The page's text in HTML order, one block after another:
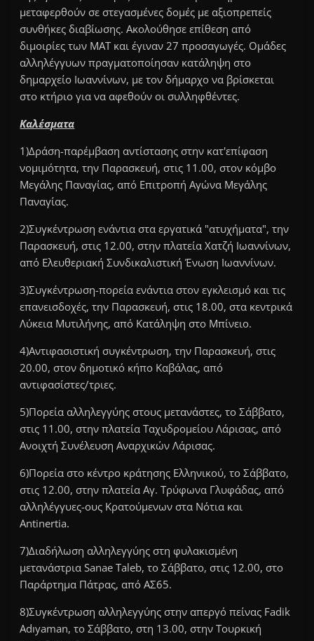
μεταφερθούν σε στεγασμένες δομές με αξιοπρεπείς
συνθήκες διαβίωσης. Ακολούθησε επίθεση από
διμοιρίες των ΜΑΤ και έγιναν 27 προσαγωγές. Ομάδες
αλληλέγγυων πραγματοποίησαν κατάληψη στο
δημαρχείο Ιωαννίνων, με τον δήμαρχο να βρίσκεται
στο κτήριο για να αφεθούν οι συλληφθέντες.
Καλέσματα
1)Δράση-παρέμβαση αντίστασης στην κατ'επίφαση
νομιμότητα, την Παρασκευή, στις 11.00, στον κόμβο
Μεγάλης Παναγίας, από Επιτροπή Αγώνα Μεγάλης
Παναγίας.
2)Συγκέντρωση ενάντια στα εργατικά "ατυχήματα", την
Παρασκευή, στις 12.00, στην πλατεία Χατζή Ιωαννίνων,
από Ελευθεριακή Συνδικαλιστική Ένωση Ιωαννίνων.
3)Συγκέντρωση-πορεία ενάντια στον εγκλεισμό και τις
επανεισδοχές, την Παρασκευή, στις 18.00, στα κεντρικά
Λύκεια Μυτιλήνης, από Κατάληψη στο Μπίνειο.
4)Αντιφασιστική συγκέντρωση, την Παρασκευή, στις
20.00, στον δημοτικό κήπο Καβάλας, από
αντιφασίστες/τριες.
5)Πορεία αλληλεγγύης στους μετανάστες, το Σάββατο,
στις 11.00, στην πλατεία Ταχυδρομείου Λάρισας, από
Ανοιχτή Συνέλευση Αναρχικών Λάρισας.
6)Πορεία στο κέντρο κράτησης Ελληνικού, το Σάββατο,
στις 12.00, στην πλατεία Αγ. Τρύφωνα Γλυφάδας, από
αλληλέγγυες-ους Κρατούμενων στα Νότια και
Antinertia.
7)Διαδήλωση αλληλεγγύης στη φυλακισμένη
μετανάστρια Sanae Taleb, το Σάββατο, στις 12.00, στο
Παράρτημα Πάτρας, από ΑΣ65.
8)Συγκέντρωση αλληλεγγύης στην απεργό πείνας Fadik
Adıyaman, το Σάββατο, στη 13.00, στην Τουρκική